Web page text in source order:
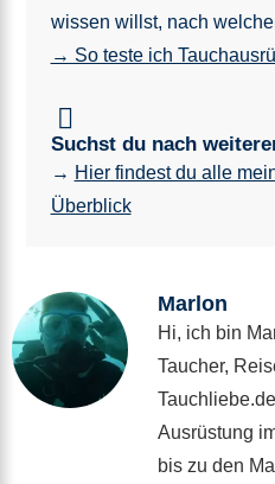
wissen willst, nach
→ So teste ich
Suchst du nach
→ Hier findest du alle
Überblick
Marlon
Hi, ich bin
Taucher,
Ausrüstung
bis zu den